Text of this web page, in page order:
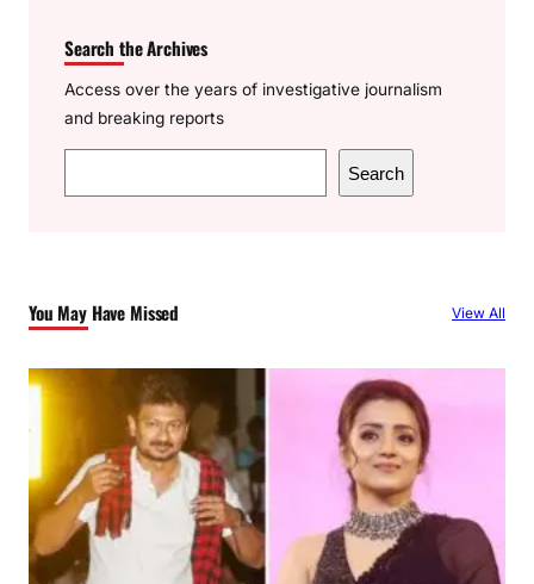
Search the Archives
Access over the years of investigative journalism
and breaking reports
e
h
Search
You May Have Missed View All